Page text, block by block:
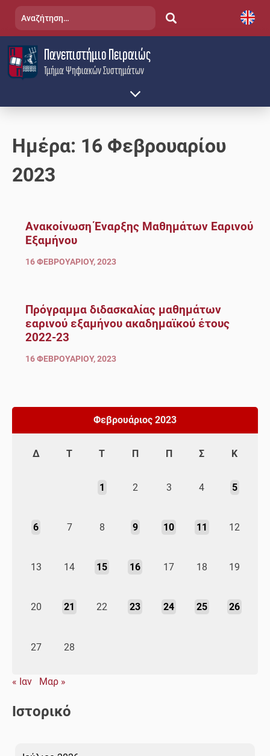
content
Τμήμα Ψηφιακών Συστημάτων
Πανεπιστήμιο Πειραιώς
Αναζήτηση
Ημέρα: 16 Φεβρουαρίου
2023
Ανακοίνωση Έναρξης Μαθημάτων Εαρινού
Εξαμήνου
16 ΦΕΒΡΟΥΑΡΊΟΥ, 2023
Πρόγραμμα διδασκαλίας μαθημάτων
εαρινού εξαμήνου ακαδημαϊκού έτους
2022-23
16 ΦΕΒΡΟΥΑΡΊΟΥ, 2023
Φεβρουάριος 2023
Δ Τ Τ Π Π Σ Κ
1 2 3 4 5
6 7 8 9 10 11 12
13 14 15 16 17 18 19
20 21 22 23 24 25 26
27 28
« Ιαν Μαρ »
Ιστορικό